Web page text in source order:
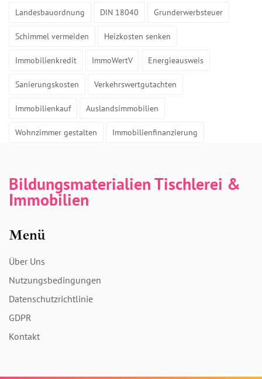
Landesbauordnung DIN 18040 Grunderwerbsteuer
Schimmel vermeiden Heizkosten senken
Immobilienkredit ImmoWertV Energieausweis
Sanierungskosten Verkehrswertgutachten
Immobilienkauf Auslandsimmobilien
Wohnzimmer gestalten Immobilienfinanzierung
Bildungsmaterialien Tischlerei &
Immobilien
Menü
Über Uns
Nutzungsbedingungen
Datenschutzrichtlinie
GDPR
Kontakt